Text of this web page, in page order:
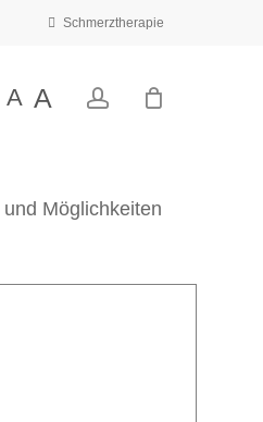
Schmerztherapie
A A account
Möglichkeiten